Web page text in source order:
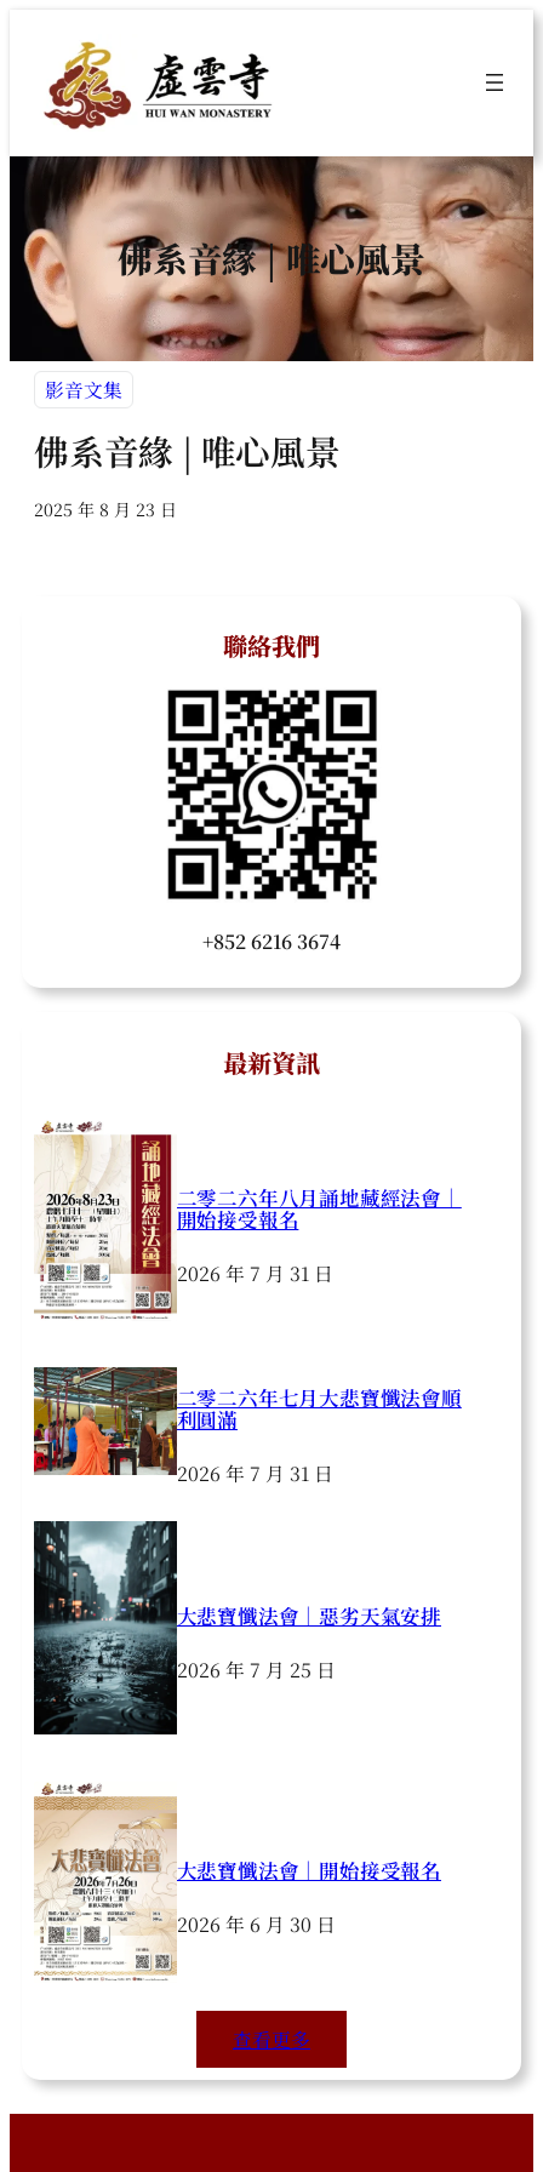
內
佛系音緣 | 唯心風景
影音文集
佛系音緣 | 唯心風景
2025 年 8 月 23 日
聯絡我們
+852 6216 3674
最新資訊
二零二六年八月誦地藏經法會｜
開始接受報名
2026 年 7 月 31 日
二零二六年七月大悲寶懺法會順
利圓滿
2026 年 7 月 31 日
大悲寶懺法會｜惡劣天氣安排
2026 年 7 月 25 日
大悲寶懺法會｜開始接受報名
2026 年 6 月 30 日
查看更多